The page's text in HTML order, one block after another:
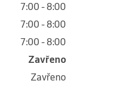
7:00 - 8:00
7:00 - 8:00
7:00 - 8:00
Zavřeno
Zavřeno